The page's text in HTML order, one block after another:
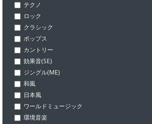
テクノ
ロック
クラシック
ポップス
カントリー
効果音(SE)
ジングル(ME)
和風
日本風
ワールドミュージック
環境音楽